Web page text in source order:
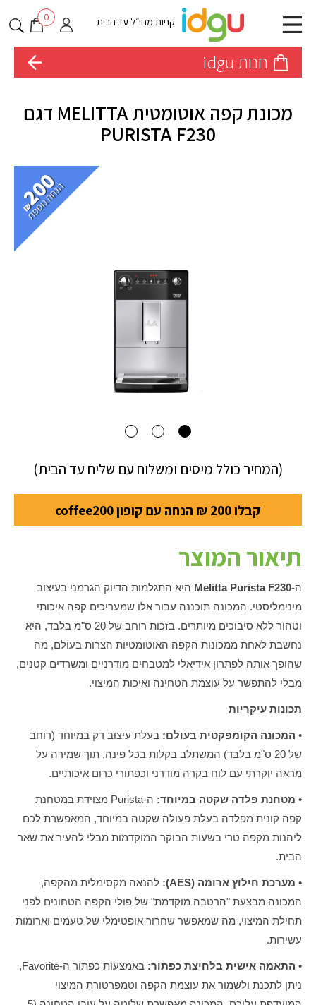
קניות מחו״ל עד הבית 0
חנות idgu
מכונת קפה אוטומטית MELITTA דגם
PURISTA F230
(המחיר כולל מיסים ומשלוח עם שליח עד הבית)
קבלו 200 ₪ הנחה עם קופון coffee200
תיאור המוצר
ה-Melitta Purista F230 היא התגלמות הדיוק הגרמני בעיצוב
מינימליסטי. המכונה תוכננה עבור אלו שמעריכים קפה איכותי
וטהור ללא סיבוכים מיותרים. בזכות רוחב של 20 ס"מ בלבד, היא
נחשבת לאחת ממכונות הקפה האוטומטיות הצרות בעולם, מה
שהופך אותה לפתרון אידיאלי למטבחים מודרניים ומשרדים קטנים,
מבלי להתפשר על עוצמת הטחינה ואיכות המיצוי.
תכונות עיקריות
• המכונה הקומפקטית בעולם: בעלת עיצוב דק במיוחד (רוחב
של 20 ס"מ בלבד) המשתלב בקלות בכל פינה, תוך שמירה על
מראה יוקרתי עם לוח בקרה מודרני וכפתורי כרום איכותיים.
• מטחנת פלדה שקטה במיוחד:
ה-Purista מצוידת במטחנת
קפה קונית מפלדה בעלת פעולה שקטה במיוחד, המאפשרת לכם
ליהנות מקפה טרי בשעות הבוקר המוקדמות מבלי להעיר את שאר
הבית.
• מערכת חילוץ ארומה (AES):
להנאה מקסימלית מהקפה,
המכונה מבצעת "הרטבה מוקדמת" של פולי הקפה הטחונים לפני
תחילת המיצוי, מה שמאפשר שחרור אופטימלי של טעמים וארומות
עשירות.
• התאמה אישית בלחיצת כפתור:
באמצעות כפתור ה-Favorite,
ניתן לתכנת ולשמור את עוצמת הקפה וטמפרטורת המיצוי